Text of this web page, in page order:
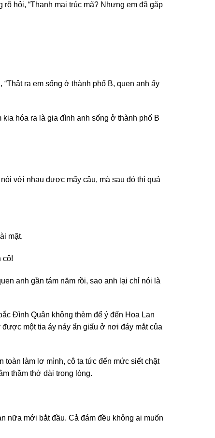
hỏi, “Thanh mai trúc mã? Nhưng em đã gặp
ra em sống ở thành phố B, quen anh ấy
hóa ra là gia đình anh sống ở thành phố B
với nhau được mấy câu, mà sau đó thì quả
mặt.
cô!
anh gần tám năm rồi, sao anh lại chỉ nói là
Đình Quân không thèm để ý đến Hoa Lan
một tia áy náy ẩn giấu ở nơi đáy mắt của
toàn làm lơ mình, cô ta tức đến mức siết chặt
thầm thở dài trong lòng.
nữa mới bắt đầu. Cả đám đều không ai muốn